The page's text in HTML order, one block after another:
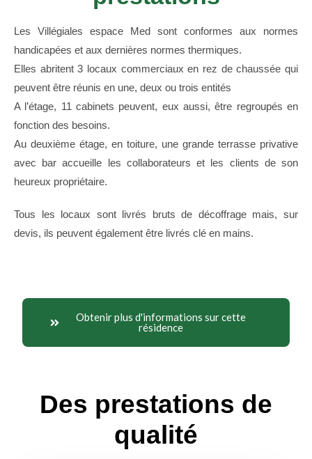
Les Villégiales espace Med sont conformes aux normes
handicapées et aux dernières normes thermiques.
Elles abritent 3 locaux commerciaux en rez de chaussée qui
peuvent être réunis en une, deux ou trois entités
A l’étage, 11 cabinets peuvent, eux aussi, être regroupés en
fonction des besoins.
Au deuxième étage, en toiture, une grande terrasse privative
avec bar accueille les collaborateurs et les clients de son
heureux propriétaire.
Tous les locaux sont livrés bruts de décoffrage mais, sur
devis, ils peuvent également être livrés clé en mains.
Obtenir plus d'informations sur cette
résidence
Des prestations de
qualité